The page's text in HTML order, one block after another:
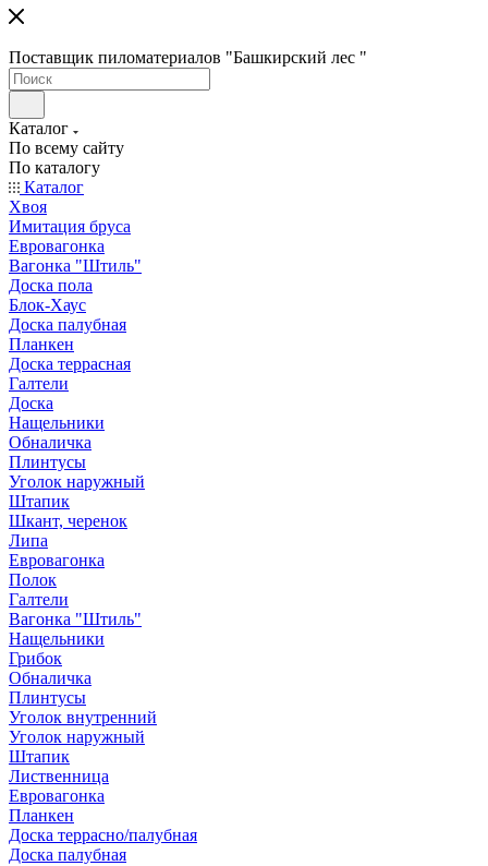
Поставщик пиломатериалов "Башкирский лес "
Каталог
По всему сайту
По каталогу
Каталог
Хвоя
Имитация бруса
Евровагонка
Вагонка "Штиль"
Доска пола
Блок-Хаус
Доска палубная
Планкен
Доска террасная
Галтели
Доска
Нащельники
Обналичка
Плинтусы
Уголок наружный
Штапик
Шкант, черенок
Липа
Евровагонка
Полок
Галтели
Вагонка "Штиль"
Нащельники
Грибок
Обналичка
Плинтусы
Уголок внутренний
Уголок наружный
Штапик
Лиственница
Евровагонка
Планкен
Доска террасно/палубная
Доска палубная